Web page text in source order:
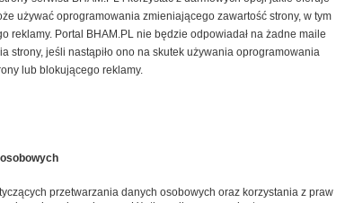
używać oprogramowania zmieniającego zawartość strony, w tym
reklamy. Portal BHAM.PL nie będzie odpowiadał na żadne maile
strony, jeśli nastąpiło ono na skutek używania oprogramowania
lub blokującego reklamy.
przetwarzania danych osobowych oraz korzystania z praw